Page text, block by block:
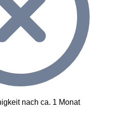
nach ca. 1 Monat